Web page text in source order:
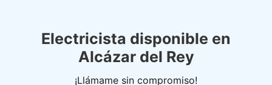
Electricista disponible en
Alcázar del Rey
¡Llámame sin compromiso!